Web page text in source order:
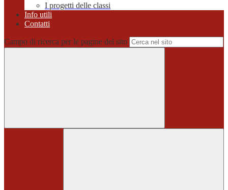
I progetti delle classi
Info utili
Contatti
Campo di ricerca per le pagine del sito